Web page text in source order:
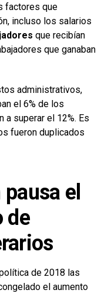
factores que
incluso los salarios
que recibían
que ganaban
administrativos,
el 6% de los
a superar el 12%. Es
fueron duplicados
el
de
de 2018 las
el aumento